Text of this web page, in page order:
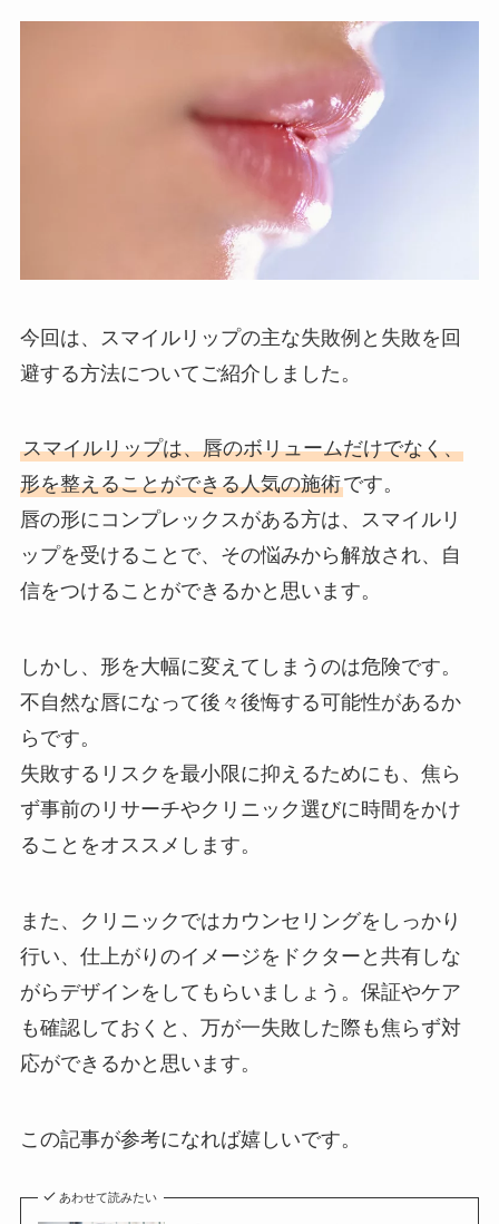
今回は、スマイルリップの主な失敗例と失敗を回
避する方法についてご紹介しました。
スマイルリップは、唇のボリュームだけでなく、
形を整えることができる人気の施術です。
唇の形にコンプレックスがある方は、スマイルリ
ップを受けることで、その悩みから解放され、自
信をつけることができるかと思います。
しかし、形を大幅に変えてしまうのは危険です。
不自然な唇になって後々後悔する可能性があるか
らです。
失敗するリスクを最小限に抑えるためにも、焦ら
ず事前のリサーチやクリニック選びに時間をかけ
ることをオススメします。
また、クリニックではカウンセリングをしっかり
行い、仕上がりのイメージをドクターと共有しな
がらデザインをしてもらいましょう。保証やケア
も確認しておくと、万が一失敗した際も焦らず対
応ができるかと思います。
この記事が参考になれば嬉しいです。
あわせて読みたい